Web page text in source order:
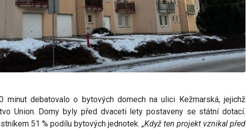
minut debatovalo o bytových domech na ulici Kežmarská, jejichž
Union. Domy byly před dvaceti lety postaveny se státní dotací.
51 % podílu bytových jednotek. „Když ten projekt vznikal před